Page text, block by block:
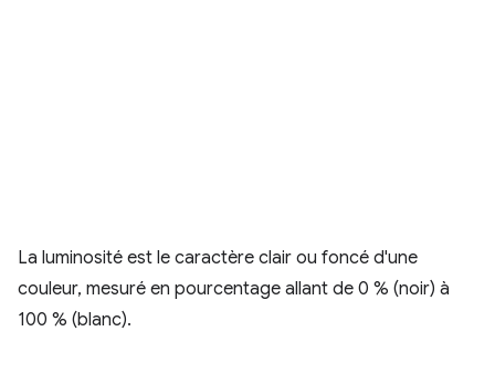
La luminosité est le caractère clair ou foncé d'une
couleur, mesuré en pourcentage allant de 0 % (noir) à
100 % (blanc).